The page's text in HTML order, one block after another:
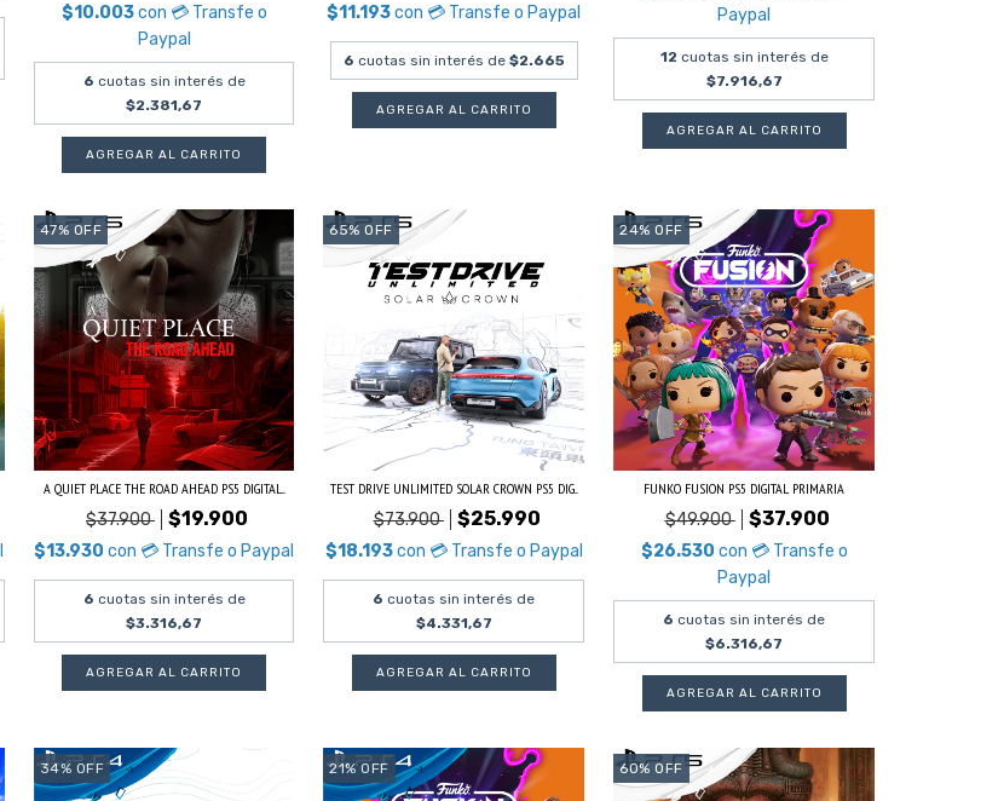
$10.003con 💳 Transfe o
Paypal
6 cuotas sin interés de
$2.381,67
$11.193con 💳 Transfe o Paypal
6 cuotas sin interés de $2.665
Paypal
12 cuotas sin interés de
$7.916,67
47% OFF
A QUIET PLACE THE ROAD AHEAD PS5 DIGITAL...
$37.900 $19.900
$13.930con 💳 Transfe o Paypal
6 cuotas sin interés de
$3.316,67
65%OFF
TEST DRIVE UNLIMITED SOLAR CROWN PS5 DIG...
$73.900 $25.990
$18.193con 💳 Transfe o Paypal
6 cuotas sin interés de
$4.331,67
24%OFF
FUNKO FUSION PS5 DIGITAL PRIMARIA
$49.900 $37.900
$26.530 con 💳 Transfe o
Paypal
6 cuotas sin interés de
$6.316,67
34% OFF 21%OFF 60%OFF